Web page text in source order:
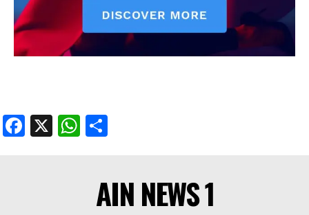
Facebook
X WhatsApp
AIN NEWS 1